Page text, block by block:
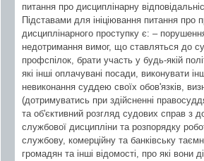
питання про дисциплінарну
Підставами для ініціювання питання про
дисциплінарного проступку є: –
недотримання вимог, що ставляться до
профспілок, брати участь у будь-якій
які інші оплачувані посади, виконувати
невиконання суддею своїх обов'язків,
(дотримуватись при здійсненні
та об'єктивний розгляд судових справ з
службової дисципліни та розпорядку
службову, комерційну та банківську
громадян та інші відомості, про які вони